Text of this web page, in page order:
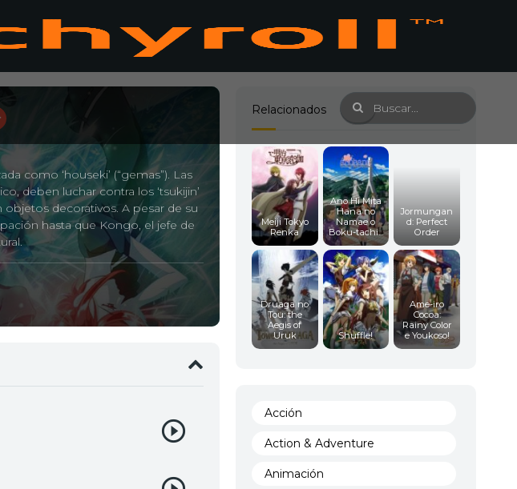
como ‘houseki’ (“gemas”). Las
deben luchar contra los ‘tsukijin’
decorativos. A pesar de su
hasta que Kongo, el jefe de
Relacionados
Meiji Tokyo
Renka
Ano Hi Mita
Hana no
Namae o
Boku-tachi...
Jormungan
d: Perfect
Order
Druaga no
Tou: the
Aegis of
Uruk
Shuffle!
Ame-iro
Cocoa:
Rainy Color
e Youkoso!
Acción
Action & Adventure
Animación